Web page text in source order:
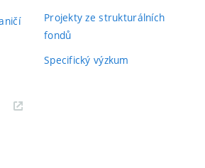
Projekty ze strukturálních
fondů
Specifický výzkum